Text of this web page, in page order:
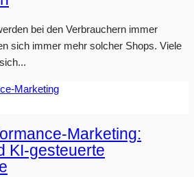
bei den Verbrauchern immer
sich immer mehr solcher Shops. Viele
Marketing:
KI-gesteuerte